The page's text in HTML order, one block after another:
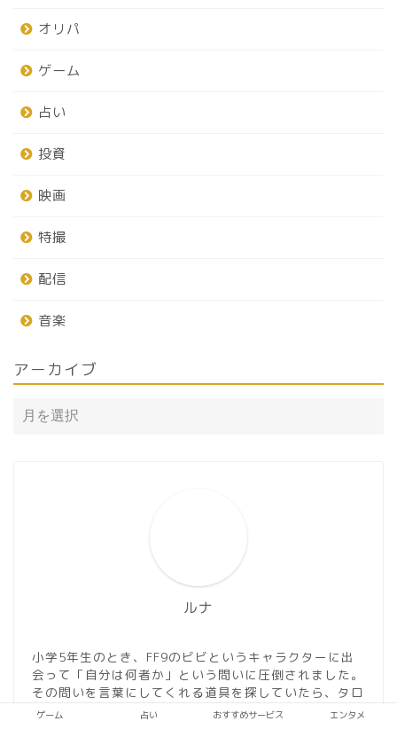
オリパ
ゲーム
占い
投資
映画
特撮
配信
音楽
アーカイブ
ルナ
小学5年生のとき、FF9のビビというキャラクターに出
会って「自分は何者か」という問いに圧倒されました。
その問いを言葉にしてくれる道具を探していたら、タロ
ットに行き着きました。その夜から、ずっとこのふたつ
ゲーム 占い おすすめサービス エンタメ